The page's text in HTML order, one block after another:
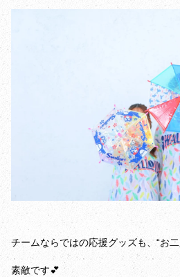
チームならではの応援グッズも、“お
素敵です💕